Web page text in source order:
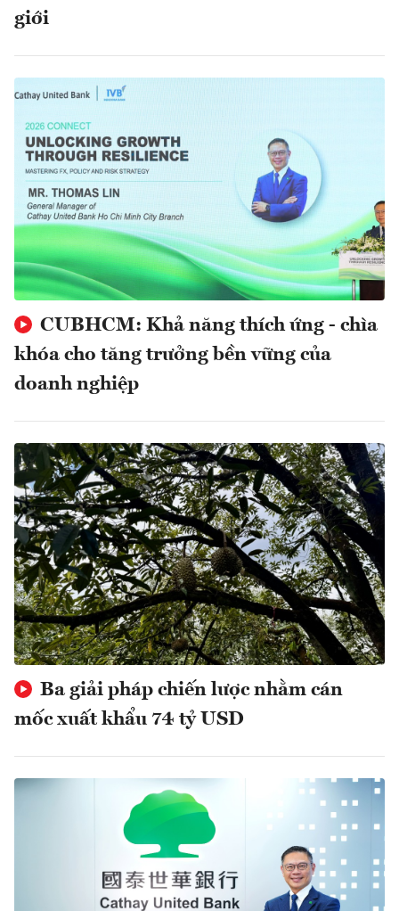
giới
CUBHCM: Khả năng thích ứng - chìa
khóa cho tăng trưởng bền vững của
doanh nghiệp
Ba giải pháp chiến lược nhằm cán
mốc xuất khẩu 74 tỷ USD